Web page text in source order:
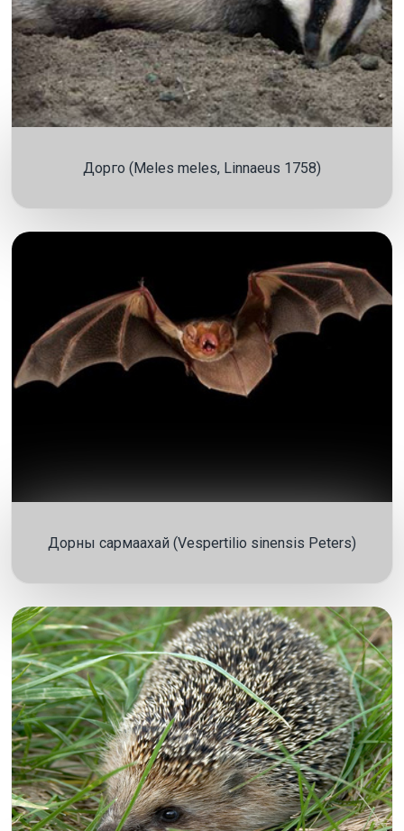
Дорго (Meles meles, Linnaeus 1758)
Дорны сармаахай (Vespertilio sinensis Peters)